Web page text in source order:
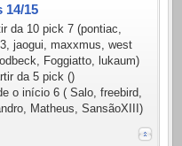
14/15
da 10 pick 7 (pontiac,
jaogui, maxxmus, west
Foggiatto, lukaum)
da 5 pick ()
o início 6 ( Salo, freebird,
Matheus, SansãoXIII)